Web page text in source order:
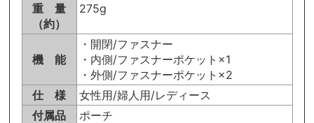
重 量
（約）
275g
機 能
・開閉/ファスナー
・内側/ファスナーポケット×1
・外側/ファスナーポケット×2
仕 様
女性用/婦人用/レディース
付属品
ポーチ